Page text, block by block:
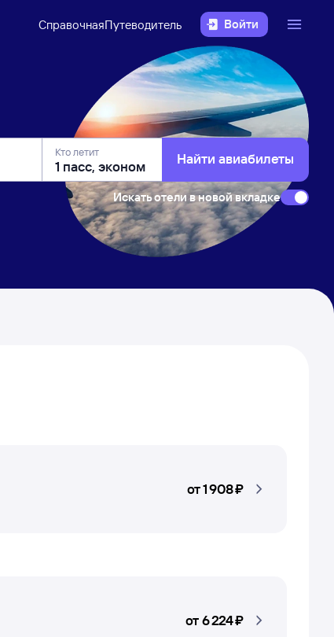
СправочнаяПутеводитель Войти
Кто летит Найти авиабилеты
Искать отели в новой вкладке
от1 ⁠908 ⁠₽
от6 ⁠224 ⁠₽